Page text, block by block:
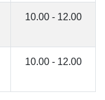
10.00 - 12.00
10.00 - 12.00